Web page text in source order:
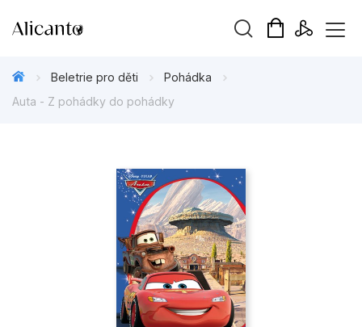
Tipy redakce
Beletrie pro děti
Beletrie pro děti
Pohádka
Auta - Z pohádky do pohádky